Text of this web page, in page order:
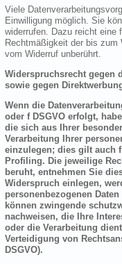
Viele
Einwilligung möglich. Sie
widerrufen. Dazu reicht eine
Rechtmäßigkeit der bis zum
vom Widerruf unberührt.
Widerspruchsrecht gegen
sowie gegen
Wenn die
oder f DSGVO erfolgt,
die sich aus Ihrer
Verarbeitung Ihrer
einzulegen; dies gilt auch
Profiling. Die jeweilige
beruht, entnehmen Sie
Widerspruch einlegen,
personenbezogenen
können zwingende
nachweisen, die Ihre
oder die Verarbeitung
Verteidigung von
DSGVO).